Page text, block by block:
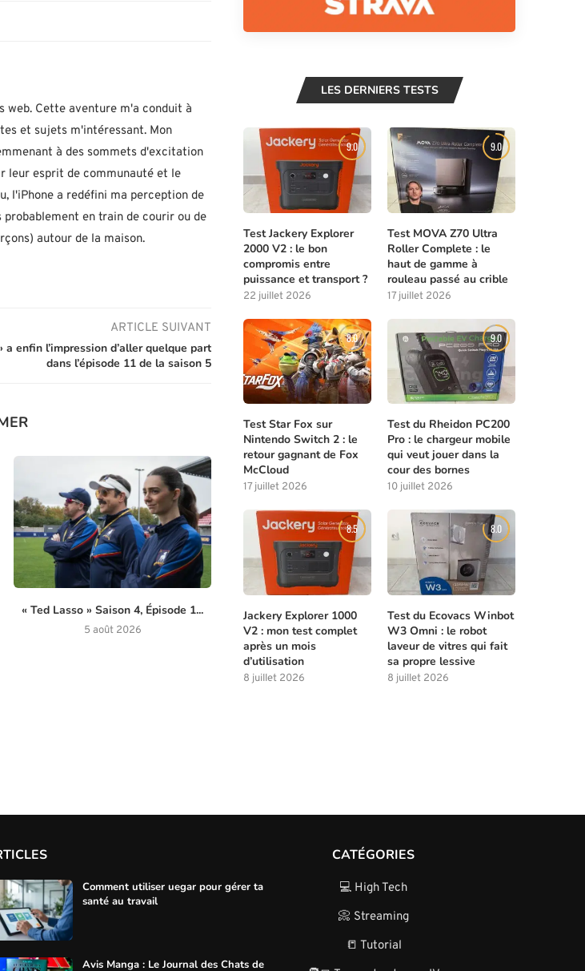
web. Cette aventure m'a conduit à
et sujets m'intéressant. Mon
à des sommets d'excitation
leur esprit de communauté et le
l'iPhone a redéfini ma perception de
probablement en train de courir ou de
autour de la maison.
ARTICLE SUIVANT
a enfin l’impression d’aller quelque part
dans l’épisode 11 de la saison 5
« Ted Lasso » Saison 4, Épisode 1...
5 août 2026
Résumé de l’épisode 4 de la saison
1...
3 août 2026
Résumé de l’épisode 3
LES DERNIERS TESTS
9.0
Test Jackery Explorer
2000 V2 : le bon
compromis entre
puissance et transport ?
22 juillet 2026
9.0
Test MOVA Z70 Ultra
Roller Complete : le
haut de gamme à
rouleau passé au crible
17 juillet 2026
8.0
Test Star Fox sur
Nintendo Switch 2 : le
retour gagnant de Fox
McCloud
17 juillet 2026
9.0
Test du Rheidon PC200
Pro : le chargeur mobile
qui veut jouer dans la
cour des bornes
10 juillet 2026
8.5
Jackery Explorer 1000
V2 : mon test complet
après un mois
d’utilisation
8 juillet 2026
8.0
Test du Ecovacs Winbot
W3 Omni : le robot
laveur de vitres qui fait
sa propre lessive
8 juillet 2026
Comment utiliser uegar pour gérer ta
santé au travail
Avis Manga : Le Journal des Chats de
CATÉGORIES
💻 High Tech
📀 Streaming
📒 Tutorial